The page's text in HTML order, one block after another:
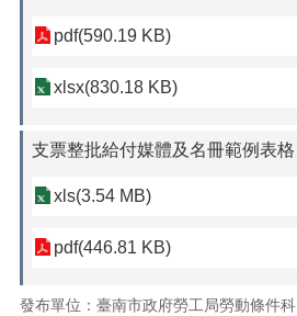
pdf(590.19 KB)
xlsx(830.18 KB)
支票整批給付媒體及名冊範例表格
xls(3.54 MB)
pdf(446.81 KB)
發布單位：臺南市政府勞工局勞動條件科